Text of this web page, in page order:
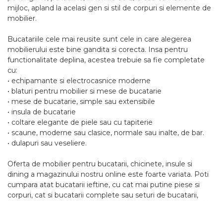
mijloc, apland la acelasi gen si stil de corpuri si elemente de
mobilier.
Bucatariile cele mai reusite sunt cele in care alegerea
mobilierului este bine gandita si corecta. Insa pentru
functionalitate deplina, acestea trebuie sa fie completate
cu:
• echipamante si electrocasnice moderne
• blaturi pentru mobilier si mese de bucatarie
• mese de bucatarie, simple sau extensibile
• insula de bucatarie
• coltare elegante de piele sau cu tapiterie
• scaune, moderne sau clasice, normale sau inalte, de bar.
• dulapuri sau veseliere.
Oferta de mobilier pentru bucatarii, chicinete, insule si
dining a magazinului nostru online este foarte variata. Poti
cumpara atat bucatarii ieftine, cu cat mai putine piese si
corpuri, cat si bucatarii complete sau seturi de bucatarii,